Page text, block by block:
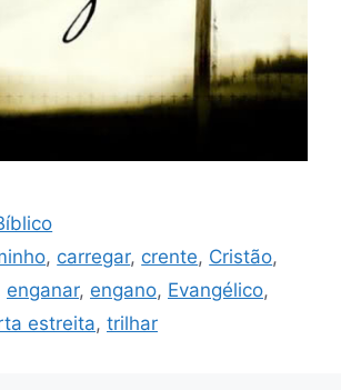
, carregar, crente, Cristão,
enganar, engano, Evangélico,
estreita, trilhar